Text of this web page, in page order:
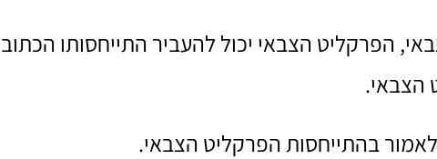
הפרקליט הצבאי יכול להעביר התייחסותו
הצבאי.
לאמור בהתייחסות הפרקליט הצבאי.